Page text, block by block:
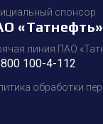
спонсор
«Татнефть»
линия ПАО
100-4-112
обработки